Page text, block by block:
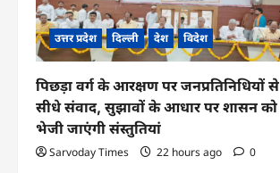
उत्तर प्रदेश दिल्ली देश विदेश
पिछड़ा वर्ग के आरक्षण पर जनप्रतिनिधियों से
सीधे संवाद, सुझावों के आधार पर शासन को
भेजी जाएंगी संस्तुतियां
Sarvoday Times 22 hours ago 0